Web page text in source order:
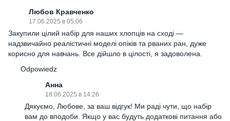
Любов Кравченко
17.06.2025 в 05:06
Закупили цілий набір для наших хлопців на сході —
надзвичайно реалістичні моделі опіків та рваних ран, дуже
корисно для навчань. Все дійшло в цілості, я задоволена.
Odpowiedz
Анна
18.06.2025 в 14:26
Дякуємо, Любове, за ваш відгук! Ми раді чути, що набір
вам до вподоби. Якщо у вас будуть додаткові питання або